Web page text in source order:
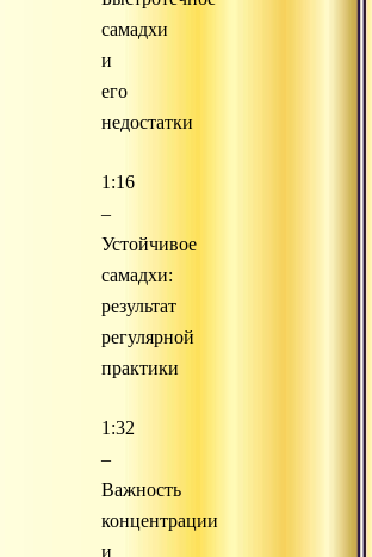
самадхи
и
его
недостатки
1:16
–
Устойчивое
самадхи:
результат
регулярной
практики
1:32
–
Важность
концентрации
и